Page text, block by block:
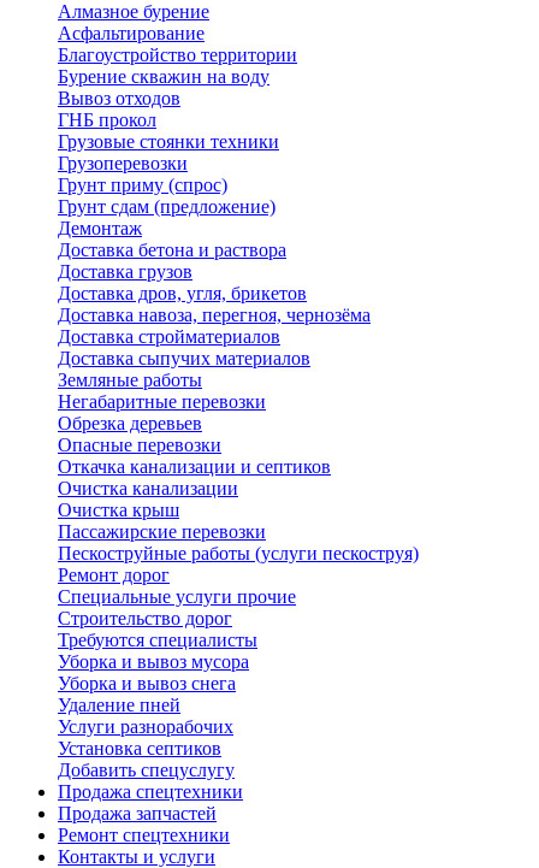
Алмазное бурение
Асфальтирование
Благоустройство территории
Бурение скважин на воду
Вывоз отходов
ГНБ прокол
Грузовые стоянки техники
Грузоперевозки
Грунт приму (спрос)
Грунт сдам (предложение)
Демонтаж
Доставка бетона и раствора
Доставка грузов
Доставка дров, угля, брикетов
Доставка навоза, перегноя, чернозёма
Доставка стройматериалов
Доставка сыпучих материалов
Земляные работы
Негабаритные перевозки
Обрезка деревьев
Опасные перевозки
Откачка канализации и септиков
Очистка канализации
Очистка крыш
Пассажирские перевозки
Пескоструйные работы (услуги пескоструя)
Ремонт дорог
Специальные услуги прочие
Строительство дорог
Требуются специалисты
Уборка и вывоз мусора
Уборка и вывоз снега
Удаление пней
Услуги разнорабочих
Установка септиков
Добавить спецуслугу
Продажа спецтехники
Продажа запчастей
Ремонт спецтехники
Контакты и услуги